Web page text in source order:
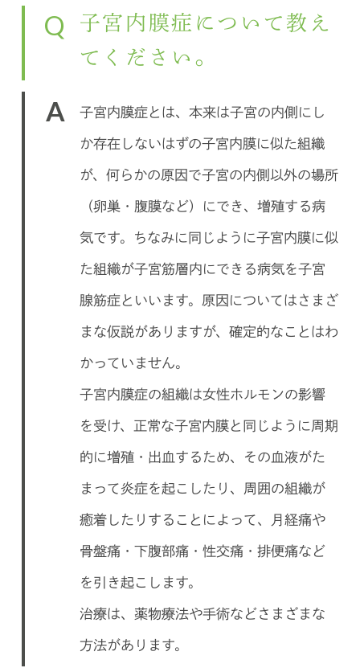
Q
子宮内膜症について教え
てください。
A 子宮内膜症とは、本来は子宮の内側にし
か存在しないはずの子宮内膜に似た組織
が、何らかの原因で子宮の内側以外の場所
（卵巣・腹膜など）にでき、増殖する病
気です。ちなみに同じように子宮内膜に似
た組織が子宮筋層内にできる病気を子宮
腺筋症といいます。原因についてはさまざ
まな仮説がありますが、確定的なことはわ
かっていません。
子宮内膜症の組織は女性ホルモンの影響
を受け、正常な子宮内膜と同じように周期
的に増殖・出血するため、その血液がた
まって炎症を起こしたり、周囲の組織が
癒着したりすることによって、月経痛や
骨盤痛・下腹部痛・性交痛・排便痛など
を引き起こします。
治療は、薬物療法や手術などさまざまな
方法があります。